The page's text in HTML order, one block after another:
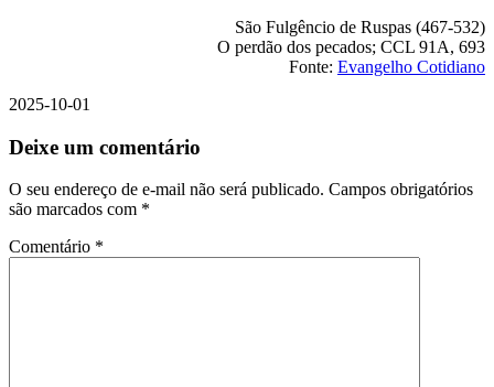
São Fulgêncio de Ruspas (467-532)
O perdão dos pecados; CCL 91A, 693
Fonte: Evangelho Cotidiano
2025-10-01
Deixe um comentário
O seu endereço de e-mail não será publicado. Campos obrigatórios
são marcados com *
Comentário *